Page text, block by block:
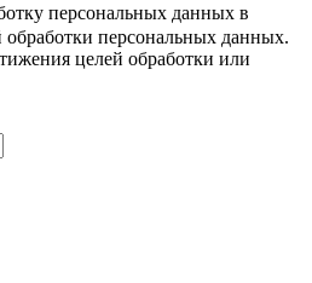
персональных данных в
обработки персональных данных.
целей обработки или